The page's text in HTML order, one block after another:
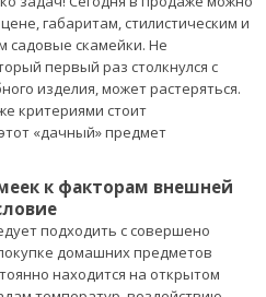
габаритам, стилистическим и
садовые скамейки. Не
первый раз столкнулся с
изделия, может растеряться.
критериями стоит
«дачный» предмет
к факторам внешней
подходить с совершено
домашних предметов
находится на открытом